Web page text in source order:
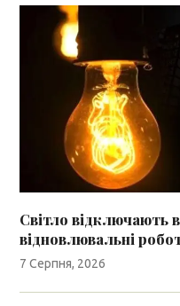
Світло відключають
відновлювальні
7 Серпня, 2026